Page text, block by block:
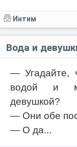
Интим
Вода и
— Угадайте,
водой и
девушкой?
— Они обе
— О да...